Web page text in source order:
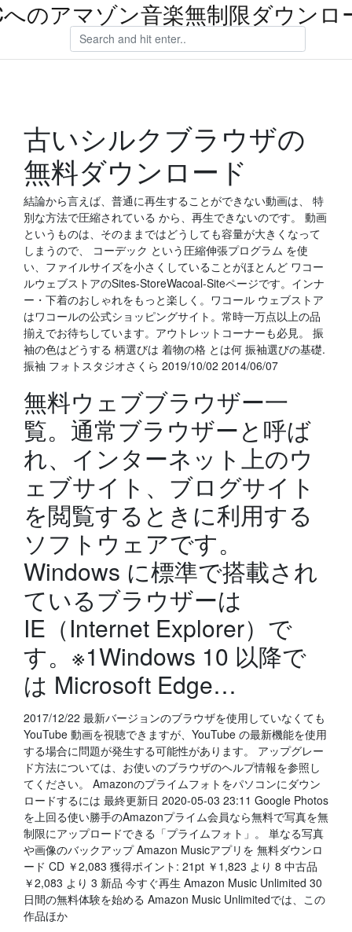
のアマゾン音楽無制限ダウンロ
古いシルクブラウザの
無料ダウンロード
結論から言えば、普通に再生することができない動画は、 特
別な方法で圧縮されている から、再生できないのです。 動画
というものは、そのままではどうしても容量が大きくなって
しまうので、 コーデック という圧縮伸張プログラム を使
い、ファイルサイズを小さくしていることがほとんど ワコー
ルウェブストアのSites-StoreWacoal-Siteページです。インナ
ー・下着のおしゃれをもっと楽しく。ワコール ウェブストア
はワコールの公式ショッピングサイト。常時一万点以上の品
揃えでお待ちしています。アウトレットコーナーも必見。 振
袖の色はどうする 柄選びは 着物の格 とは何 振袖選びの基礎.
振袖 フォトスタジオさくら 2019/10/02 2014/06/07
無料ウェブブラウザー一
覧。通常ブラウザーと呼ば
れ、インターネット上のウ
ェブサイト、ブログサイト
を閲覧するときに利用する
ソフトウェアです。
Windows に標準で搭載され
ているブラウザーは
IE（Internet Explorer）で
す。※1Windows 10 以降で
は Microsoft Edge…
2017/12/22 最新バージョンのブラウザを使用していなくても
YouTube 動画を視聴できますが、YouTube の最新機能を使用
する場合に問題が発生する可能性があります。 アップグレー
ド方法については、お使いのブラウザのヘルプ情報を参照し
てください。 Amazonのプライムフォトをパソコンにダウン
ロードするには 最終更新日 2020-05-03 23:11 Google Photos
を上回る使い勝手のAmazonプライム会員なら無料で写真を無
制限にアップロードできる「プライムフォト」。 単なる写真
や画像のバックアップ Amazon Musicアプリを 無料ダウンロ
ード CD ￥2,083 獲得ポイント: 21pt ￥1,823 より 8 中古品
￥2,083 より 3 新品 今すぐ再生 Amazon Music Unlimited 30
日間の無料体験を始める Amazon Music Unlimitedでは、この
作品ほか